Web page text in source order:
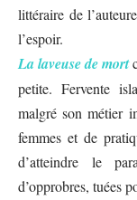
littéraire de
l’espoir.
La laveuse de mort
petite. Fervente
malgré son métier
femmes et de
d’atteindre le
d’opprobres, tuées